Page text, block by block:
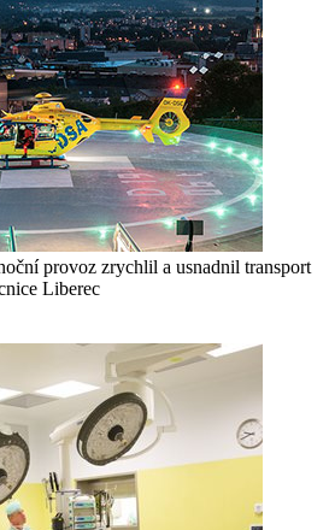
provoz zrychlil a usnadnil transport
Liberec